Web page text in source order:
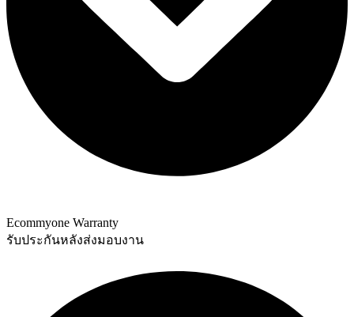
Ecommyone Warranty
รับประกันหลังส่งมอบงาน